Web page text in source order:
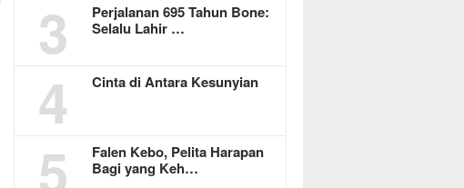
3
Perjalanan 695 Tahun Bone:
Selalu Lahir …
4 Cinta di Antara Kesunyian
5
Falen Kebo, Pelita Harapan
Bagi yang Keh…